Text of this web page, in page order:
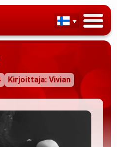
Kirjoittaja: Vivian